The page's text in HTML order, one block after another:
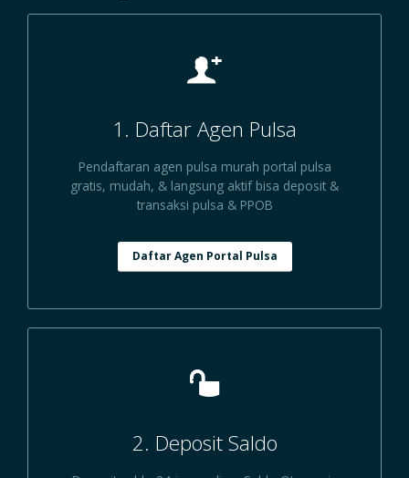
1. Daftar Agen Pulsa
Pendaftaran agen pulsa murah portal pulsa
gratis, mudah, & langsung aktif bisa deposit &
transaksi pulsa & PPOB
Daftar Agen Portal Pulsa
2. Deposit Saldo